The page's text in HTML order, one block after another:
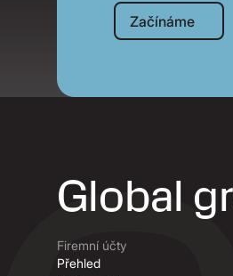
Začínáme
Začínáme
Global
Firemní účty
Přehled